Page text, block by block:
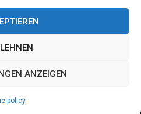
ANZEIGEN
policy